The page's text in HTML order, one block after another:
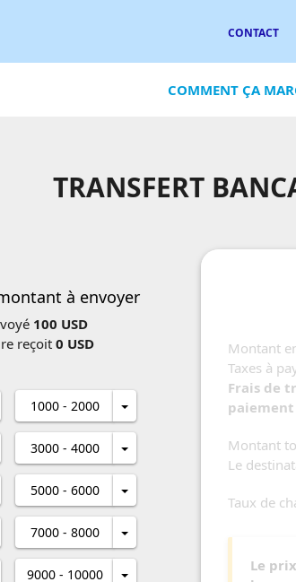
CONTACT
COMMENT ÇA
TRANSFERT
à envoyer
100 USD
reçoit 0 USD
1000 - 2000
3000 - 4000
5000 - 6000
7000 - 8000
9000 - 10000
Montant
Taxes à
Frais de
paiement
Montant
Le
Taux de
Le